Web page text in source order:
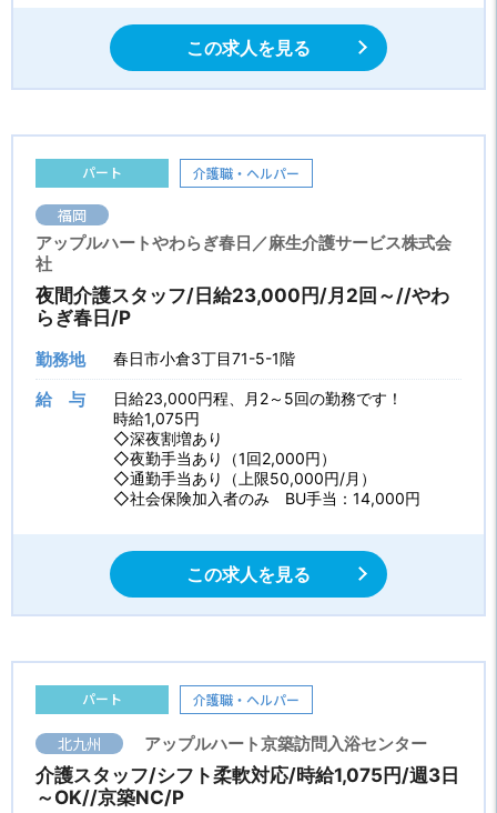
この求人を見る
パート 介護職・ヘルパー
福岡
アップルハートやわらぎ春日／麻生介護サービス株式会
社
夜間介護スタッフ/日給23,000円/月2回～//やわ
らぎ春日/P
勤務地 春日市小倉3丁目71-5-1階
給 与
日給23,000円程、月2～5回の勤務です！
時給1,075円
◇深夜割増あり
◇夜勤手当あり（1回2,000円）
◇通勤手当あり（上限50,000円/月）
◇社会保険加入者のみ BU手当：14,000円
この求人を見る
パート 介護職・ヘルパー
北九州 アップルハート京築訪問入浴センター
介護スタッフ/シフト柔軟対応/時給1,075円/週3日
～OK//京築NC/P